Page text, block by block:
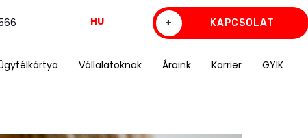
HU + KAPCSOLAT
Vállalatoknak Áraink Karrier GYIK